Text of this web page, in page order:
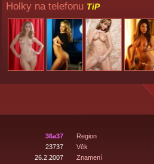
Holky na telefonu TiP
36a37
23737
26.2.2007
Region
Věk
Znamení